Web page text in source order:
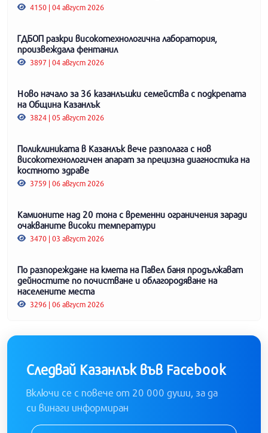
4150 | 04 август 2026
ГДБОП разкри високотехнологична лаборатория,
произвеждала фентанил
3897 | 04 август 2026
Ново начало за 36 казанлъшки семейства с подкрепата
на Община Казанлък
3824 | 05 август 2026
Поликлиниката в Казанлък вече разполага с нов
високотехнологичен апарат за прецизна диагностика на
костното здраве
3759 | 06 август 2026
Камионите над 20 тона с временни ограничения заради
очакваните високи температури
3470 | 03 август 2026
По разпореждане на кмета на Павел баня продължават
дейностите по почистване и облагородяване на
населените места
3296 | 06 август 2026
Следвай Казанлък във Facebook
Включи се с повече от 20 000 души, за да
си винаги информиран